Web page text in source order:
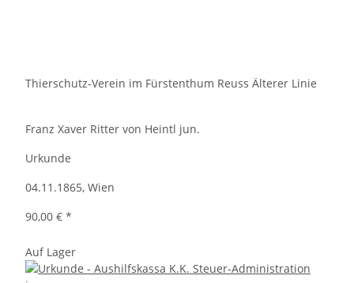
Thierschutz-Verein im Fürstenthum Reuss Älterer Linie
Franz Xaver Ritter von Heintl jun.
Urkunde
04.11.1865, Wien
90,00 € *
Auf Lager